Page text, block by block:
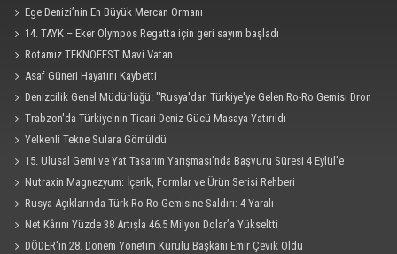
Ege Denizi’nin En Büyük Mercan Ormanı
14. TAYK – Eker Olympos Regatta için geri sayım başladı
Rotamız TEKNOFEST Mavi Vatan
Asaf Güneri Hayatını Kaybetti
Denizcilik Genel Müdürlüğü: "Rusya'dan Türkiye'ye Gelen Ro-Ro Gemisi Dron
Saldırısına Uğradı"
Trabzon'da Türkiye'nin Ticari Deniz Gücü Masaya Yatırıldı
Yelkenli Tekne Sulara Gömüldü
15. Ulusal Gemi ve Yat Tasarım Yarışması'nda Başvuru Süresi 4 Eylül'e
Uzatıldı
Nutraxin Magnezyum: İçerik, Formlar ve Ürün Serisi Rehberi
Rusya Açıklarında Türk Ro-Ro Gemisine Saldırı: 4 Yaralı
Net Kârını Yüzde 38 Artışla 46.5 Milyon Dolar’a Yükseltti
DÖDER'in 28. Dönem Yönetim Kurulu Başkanı Emir Çevik Oldu